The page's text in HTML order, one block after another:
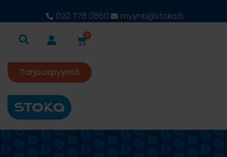
020 778 0860 myynti@stoka.fi
0
Tarjouspyyntö